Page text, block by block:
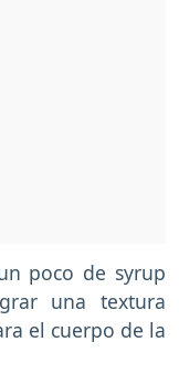
poco de syrup
una textura
el cuerpo de la